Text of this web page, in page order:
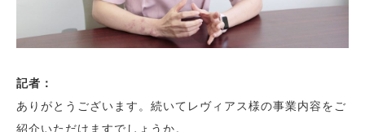
記者：
ありがとうございます。続いてレヴィアス様の事業内容をご
紹介いただけますでしょうか。